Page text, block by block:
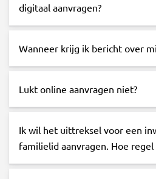
digitaal aanvragen?
Wanneer krijg ik bericht over
Lukt online aanvragen niet?
Ik wil het uittreksel voor een
familielid aanvragen. Hoe regel